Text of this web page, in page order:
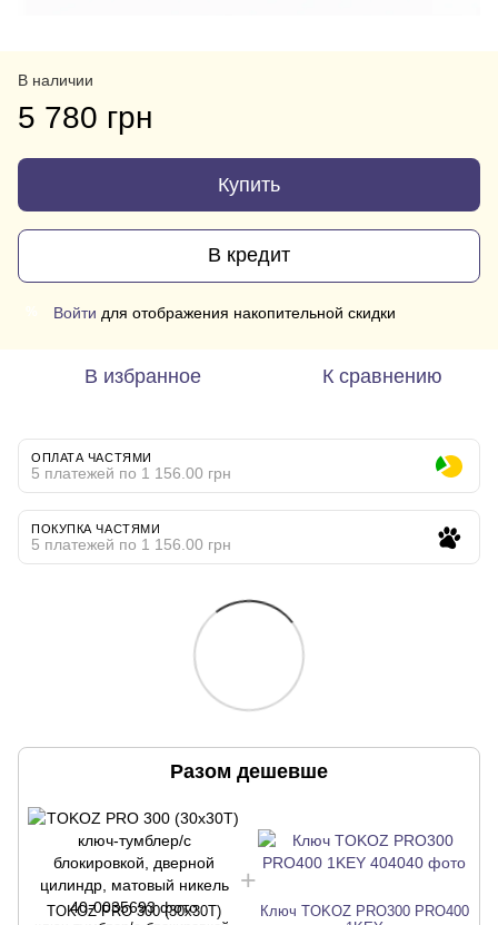
В наличии
5 780 грн
Купить
В кредит
Войти для отображения накопительной скидки
В избранное К сравнению
ОПЛАТА ЧАСТЯМИ
5 платежей по 1 156.00 грн
ПОКУПКА ЧАСТЯМИ
5 платежей по 1 156.00 грн
Разом дешевше
TOKOZ PRO 300 (30x30T)
Ключ TOKOZ PRO300 PRO400